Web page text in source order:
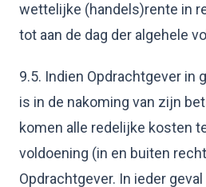
wettelijke (handels)rente in
tot aan de dag der algehele
9.5. Indien Opdrachtgever in
is in de nakoming van zijn
komen alle redelijke kosten
voldoening (in en buiten
Opdrachtgever. In ieder